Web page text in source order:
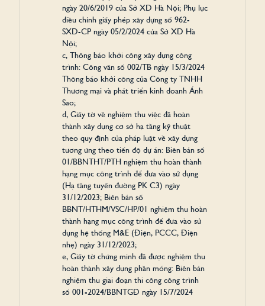
VỊ TRÍ
360 CĂN HỘ MẪU
BỘ SƯU TẬP ẢNH
LIÊN HỆ
ĐĂNG KÝ NGAY
THÔNG BÁO CHÍNH THỨC
THÔNG TIN DỰ ÁN
NHẬN TƯ VẤN
ngày 20/6/2019 của Sở XD Hà Nội; Phụ lục
điều chỉnh giấy phép xây dựng số 962-
SXD-CP ngày 05/2/2024 của Sở XD Hà
Nội;
c, Thông báo khởi công xây dựng công
trình: Công văn số 002/TB ngày 15/3/2024
Thông báo khởi công của Công ty TNHH
Thương mại và phát triển kinh doanh Ánh
Sao;
d, Giấy tờ về nghiệm thu việc đã hoàn
thành xây dựng cơ sở hạ tầng kỹ thuật
theo quy định của pháp luật về xây dựng
tương ứng theo tiến độ dự án: Biên bản số
01/BBNTHT/PTH nghiệm thu hoàn thành
hạng mục công trình để đưa vào sử dụng
(Hạ tầng tuyến đường PK C3) ngày
31/12/2023; Biên bản số
BBNT/HTHM/VSC/HP/01 nghiệm thu hoàn
thành hạng mục công trình để đưa vào sử
dụng hệ thống M&E (Điện, PCCC, Điện
nhẹ) ngày 31/12/2023;
e, Giấy tờ chứng minh đã được nghiệm thu
hoàn thành xây dựng phần móng: Biên bản
nghiệm thu giai đoạn thi công công trình
số 001-2024/BBNTGĐ ngày 15/7/2024